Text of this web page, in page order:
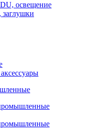
освещение
заглушки